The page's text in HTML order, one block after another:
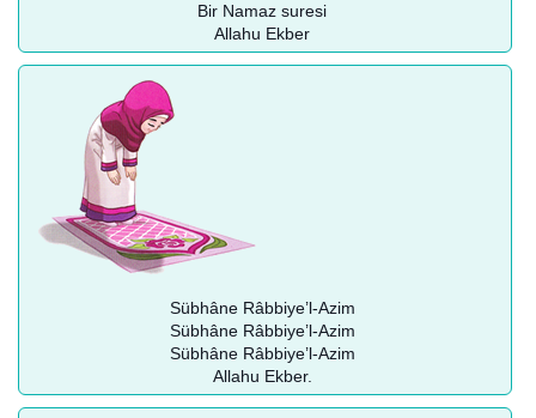
Bir Namaz suresi
Allahu Ekber
Sübhâne Râbbiye’l-Azim
Sübhâne Râbbiye’l-Azim
Sübhâne Râbbiye’l-Azim
Allahu Ekber.